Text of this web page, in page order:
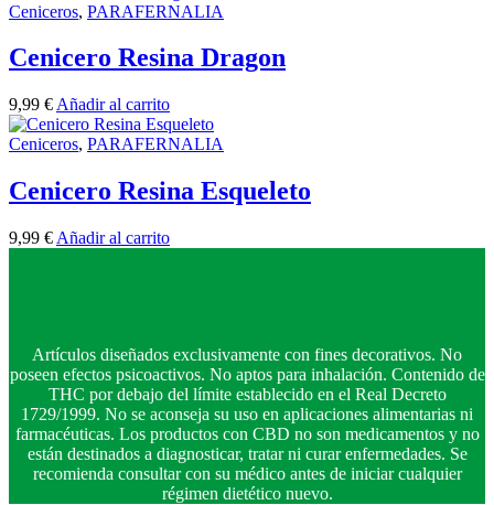
Ceniceros, PARAFERNALIA
Cenicero Resina Dragon
9,99 € Añadir al carrito
Ceniceros, PARAFERNALIA
Cenicero Resina Esqueleto
9,99 € Añadir al carrito
Artículos diseñados exclusivamente con fines decorativos. No
poseen efectos psicoactivos. No aptos para inhalación. Contenido de
THC por debajo del límite establecido en el Real Decreto
1729/1999. No se aconseja su uso en aplicaciones alimentarias ni
farmacéuticas. Los productos con CBD no son medicamentos y no
están destinados a diagnosticar, tratar ni curar enfermedades. Se
recomienda consultar con su médico antes de iniciar cualquier
régimen dietético nuevo.